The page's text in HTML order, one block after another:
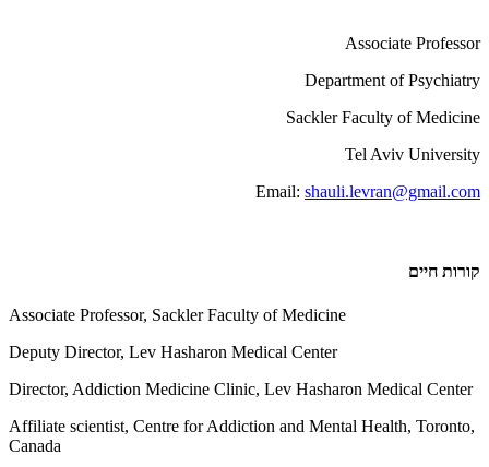
Associate Professor
Department of Psychiatry
Sackler Faculty of Medicine
Tel Aviv University
Email: shauli.levran@gmail.com
קורות חיים
Associate Professor, Sackler Faculty of Medicine
Deputy Director, Lev Hasharon Medical Center
Director, Addiction Medicine Clinic, Lev Hasharon Medical Center
Affiliate scientist, Centre for Addiction and Mental Health, Toronto,
Canada